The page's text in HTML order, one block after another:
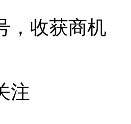
，收获商机
注